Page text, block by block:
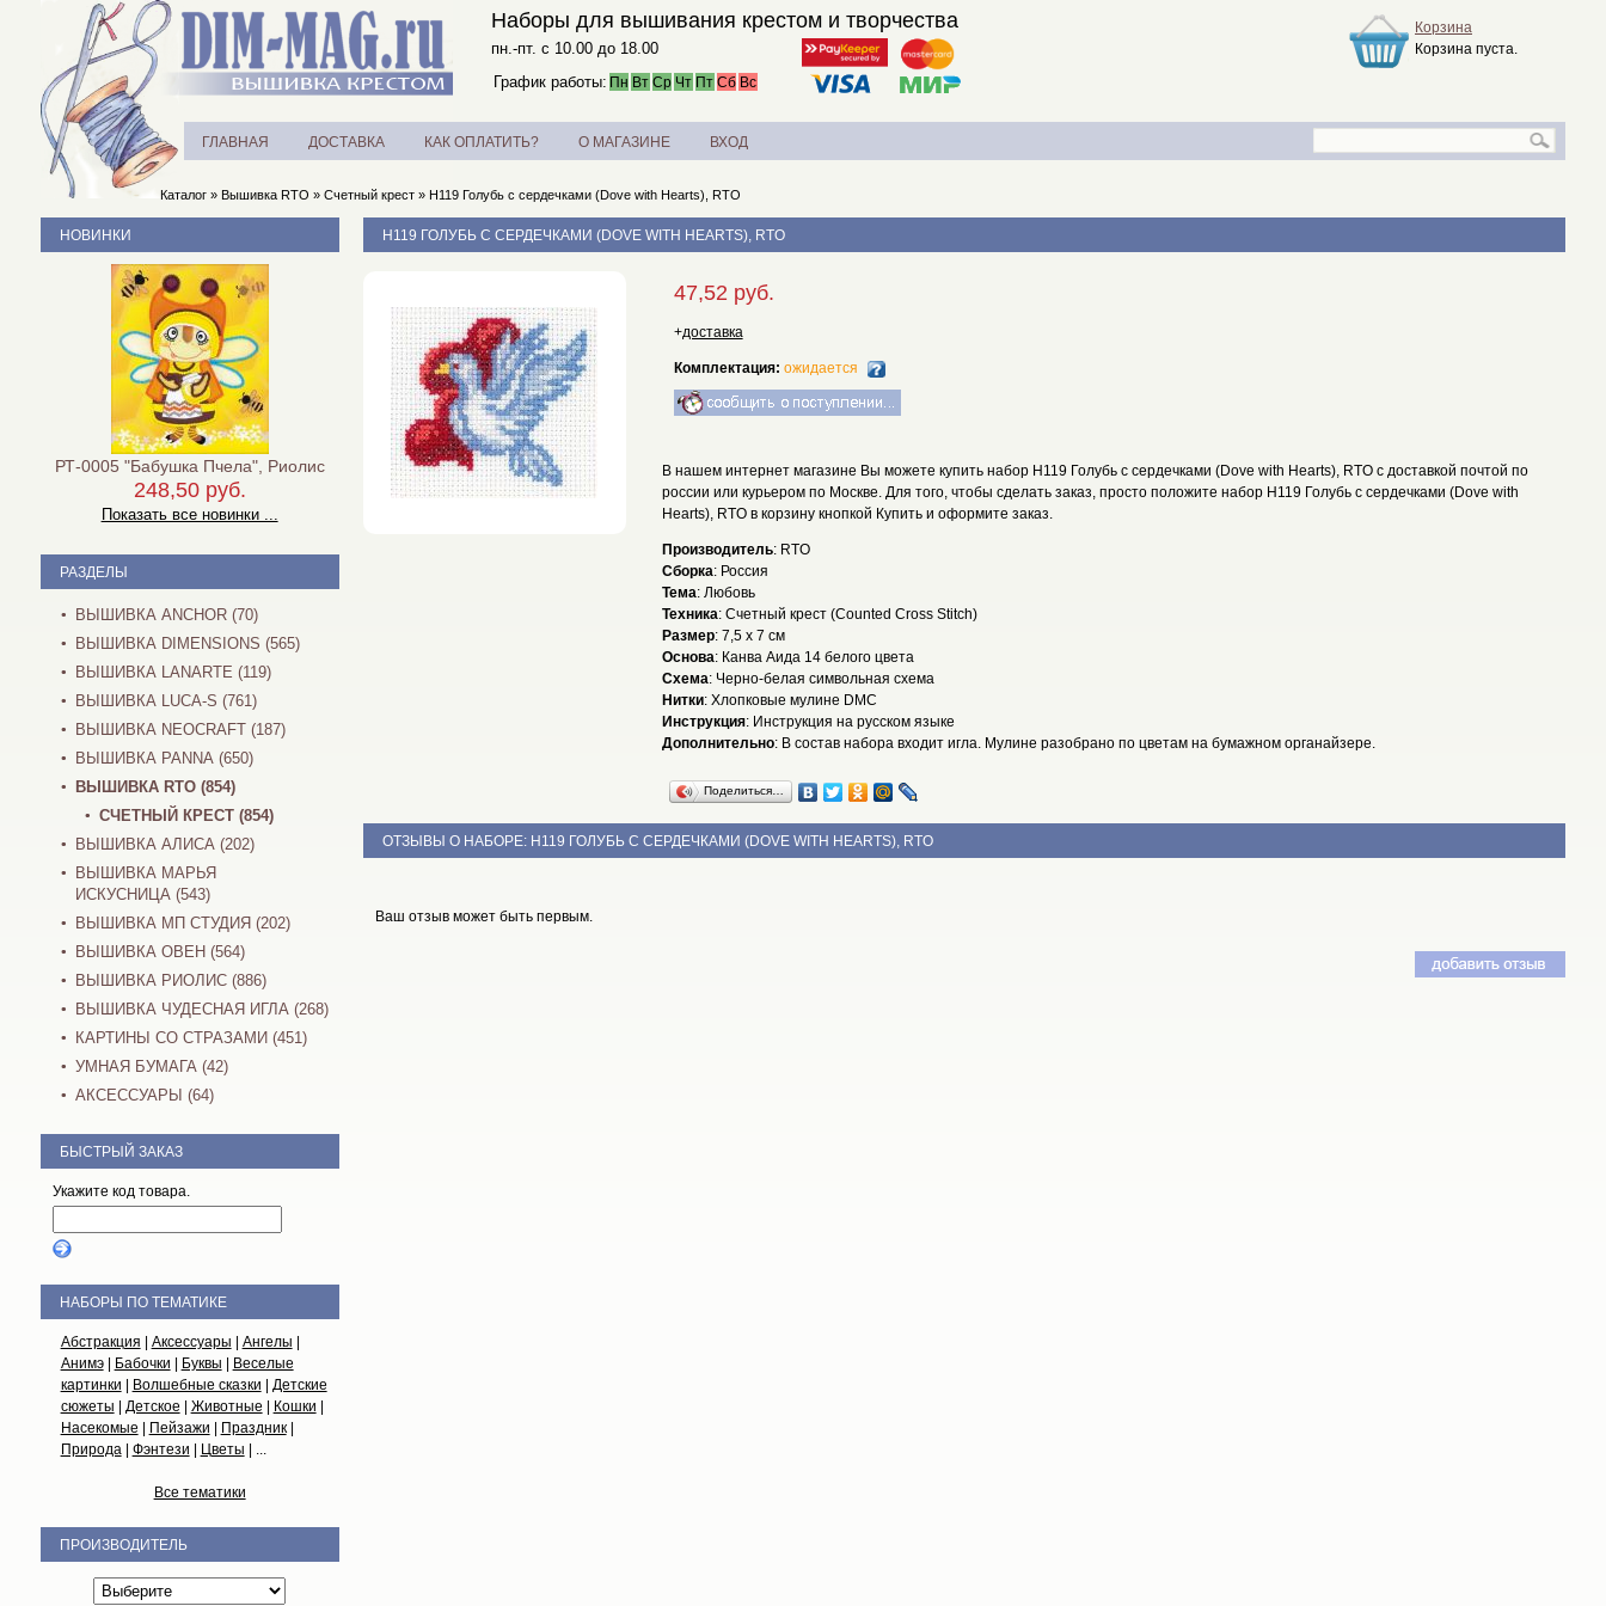
Наборы для вышивания крестом и творчества
пн.-пт. с 10.00 до 18.00
График работы: Пн Вт Ср Чт Пт Сб Вс
Корзина
Корзина пуста.
ГЛАВНАЯ ДОСТАВКА КАК ОПЛАТИТЬ? О МАГАЗИНЕ ВХОД
Каталог» Вышивка RTO » Счетный крест» H119 Голубь с сердечками (Dove with Hearts), RTO
H119 ГОЛУБЬ С СЕРДЕЧКАМИ (DOVE WITH HEARTS), RTO
47,52 руб.
+доставка
Комплектация: ожидается
В нашем интернет магазине Вы можете купить набор H119 Голубь с сердечками (Dove with Hearts), RTO с доставкой почтой по
россии или курьером по Москве. Для того, чтобы сделать заказ, просто положите набор H119 Голубь с сердечками (Dove with
Hearts), RTO в корзину кнопкой Купить и оформите заказ.
Производитель: RTO
Сборка: Россия
Тема: Любовь
Техника: Счетный крест (Counted Cross Stitch)
Размер: 7,5 x 7 см
Основа: Канва Аида 14 белого цвета
Схема: Черно-белая символьная схема
Нитки: Хлопковые мулине DMC
Инструкция: Инструкция на русском языке
Дополнительно: В состав набора входит игла. Мулине разобрано по цветам на бумажном органайзере.
Поделиться…
ОТЗЫВЫ О НАБОРЕ: H119 ГОЛУБЬ С СЕРДЕЧКАМИ (DOVE WITH HEARTS), RTO
Ваш отзыв может быть первым.
НОВИНКИ
РТ-0005 "Бабушка Пчела", Риолис
248,50 руб.
Показать все новинки ...
РАЗДЕЛЫ
ВЫШИВКА ANCHOR (70)
ВЫШИВКА DIMENSIONS (565)
ВЫШИВКА LANARTE (119)
ВЫШИВКА LUCA-S (761)
ВЫШИВКА NEOCRAFT (187)
ВЫШИВКА PANNA (650)
ВЫШИВКА RTO (854)
СЧЕТНЫЙ КРЕСТ (854)
ВЫШИВКА АЛИСА (202)
ВЫШИВКА МАРЬЯ
ИСКУСНИЦА (543)
ВЫШИВКА МП СТУДИЯ (202)
ВЫШИВКА ОВЕН (564)
ВЫШИВКА РИОЛИС (886)
ВЫШИВКА ЧУДЕСНАЯ ИГЛА (268)
КАРТИНЫ СО СТРАЗАМИ (451)
УМНАЯ БУМАГА (42)
АКСЕССУАРЫ (64)
БЫСТРЫЙ ЗАКАЗ
Укажите код товара.
НАБОРЫ ПО ТЕМАТИКЕ
Абстракция Аксессуары Ангелы
Анимэ| Бабочки Буквы
Веселые
картинки
Волшебные сказки
Детские
сюжеты
Детское Животные Кошки
Насекомые
Пейзажи Праздник|
Природа| Фэнтези Цветы | ...
Все тематики
ПРОИЗВОДИТЕЛЬ